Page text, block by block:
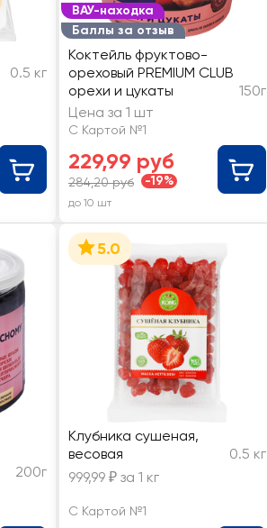
0.5 кг
ВАУ-находка
Баллы за отзыв
Коктейль фруктово-
ореховый PREMIUM CLUB
орехи и цукаты
150г
Цена за 1 шт
С Картой №1
229,99 руб
284,20 руб -19%
до 10 шт
200г
5.0
Клубника сушеная,
весовая
0.5 кг
999,99 ₽ за 1 кг
С Картой №1